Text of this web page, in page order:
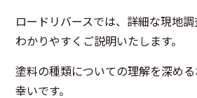
ロードリバースでは、詳細な現地
わかりやすくご説明いたします。
塗料の種類についての理解を深め
幸いです。